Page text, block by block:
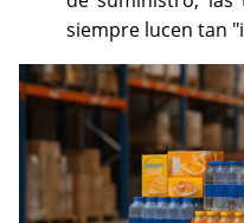
siempre lucen tan